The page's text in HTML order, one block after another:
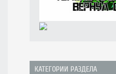
КАТЕГОРИИ РАЗДЕЛА